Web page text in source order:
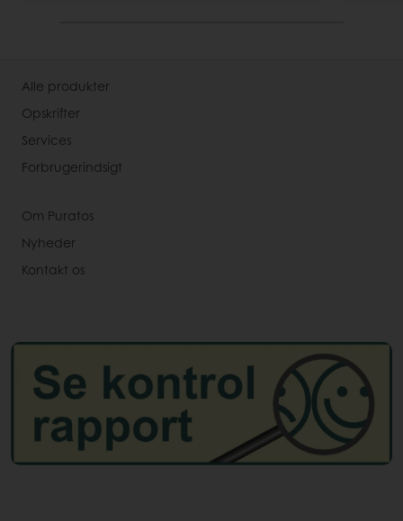
Alle produkter
Opskrifter
Services
Forbrugerindsigt
Om Puratos
Nyheder
Kontakt os